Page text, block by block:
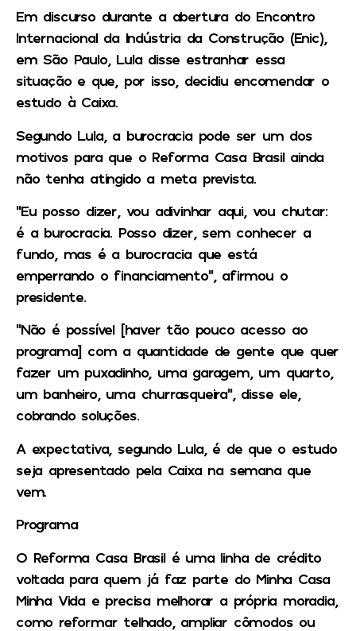
Em discurso durante a abertura do Encontro
Internacional da Indústria da Construção (Enic),
em São Paulo, Lula disse estranhar essa
situação e que, por isso, decidiu encomendar o
estudo à Caixa.
Segundo Lula, a burocracia pode ser um dos
motivos para que o Reforma Casa Brasil ainda
não tenha atingido a meta prevista.
“Eu posso dizer, vou adivinhar aqui, vou chutar:
é a burocracia. Posso dizer, sem conhecer a
fundo, mas é a burocracia que está
emperrando o financiamento”, afirmou o
presidente.
“Não é possível [haver tão pouco acesso ao
programa] com a quantidade de gente que quer
fazer um puxadinho, uma garagem, um quarto,
um banheiro, uma churrasqueira”, disse ele,
cobrando soluções.
A expectativa, segundo Lula, é de que o estudo
seja apresentado pela Caixa na semana que
vem.
Programa
O Reforma Casa Brasil é uma linha de crédito
voltada para quem já faz parte do Minha Casa
Minha Vida e precisa melhorar a própria moradia,
como reformar telhado, ampliar cômodos ou